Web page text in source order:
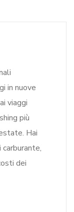
in nuove
viaggi
più
Hai
dei